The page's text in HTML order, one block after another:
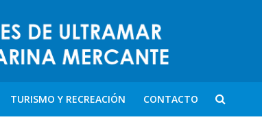
TURISMO Y RECREACIÓN CONTACTO